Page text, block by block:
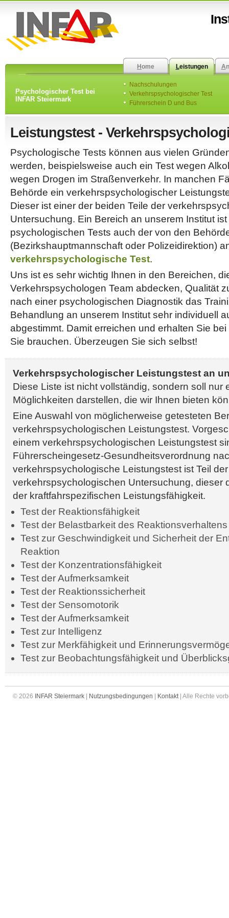
H ome Leistungen A
Psychologischer Test bei
INFAR Steiermark
Nachschulungen
Verkehrspsychologischer Test
Führerschein D und Bus
Leistungstest -
Psychologische Tests können aus vielen
werden, beispielsweise auch ein Test wegen
wegen Drogen im Straßenverkehr. In manchen
Behörde ein verkehrspsychologischer
Dieser ist einer der beiden Teile der
Untersuchung. Ein Bereich an unserem Institut
psychologischen Tests auch der von den
(Bezirkshauptmannschaft oder Polizeidirektion)
verkehrspsychologische Test.
Uns ist es sehr wichtig Ihnen in den Bereichen,
Verkehrspsychologen Team abdecken, Qualität
nach einer psychologischen Diagnostik das
Behandlung an unserem Institut sehr individuell
abgestimmt. Damit erreichen und erhalten Sie
Sie brauchen. Überzeugen Sie sich selbst!
Verkehrspsychologischer Leistungstest an
Diese Liste ist nicht vollständig, sondern soll nur
Möglichkeiten darstellen, die wir Ihnen bieten
Eine Auswahl von möglicherweise getesteten
verkehrspsychologischen Leistungstest.
einem verkehrspsychologischen Leistungstest
Führerscheingesetz-Gesundheitsverordnung
verkehrspsychologische Leistungstest ist Teil der
verkehrspsychologischen Untersuchung, dieser
der kraftfahrspezifischen Leistungsfähigkeit.
Test der Reaktionsfähigkeit
Test der Belastbarkeit des Reaktionsverhaltens
Test zur Geschwindigkeit und Sicherheit der
Reaktion
Test der Konzentrationsfähigkeit
Test der Aufmerksamkeit
Test der Reaktionssicherheit
Test der Sensomotorik
Test der Aufmerksamkeit
Test zur Intelligenz
Test zur Merkfähigkeit und
Test zur Beobachtungsfähigkeit und
© 2026 INFAR Steiermark Nutzungsbedingungen Kontakt| Alle Rechte